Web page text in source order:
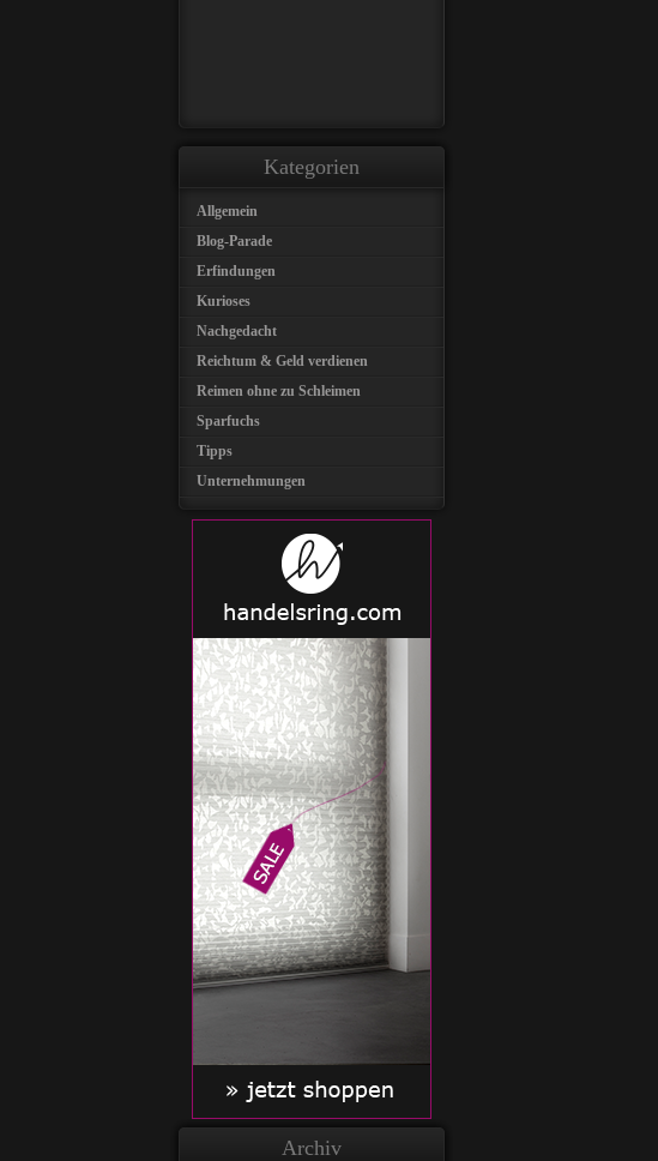
Kategorien
Allgemein
Blog-Parade
Erfindungen
Kurioses
Nachgedacht
Reichtum & Geld verdienen
Reimen ohne zu Schleimen
Sparfuchs
Tipps
Unternehmungen
Archiv